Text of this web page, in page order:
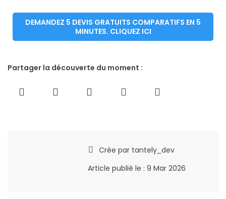
DEMANDEZ 5 DEVIS GRATUITS COMPARATIFS EN 5
MINUTES. CLIQUEZ ICI
Partager la découverte du moment :
Crée par tantely_dev
Article publié le : 9 Mar 2026